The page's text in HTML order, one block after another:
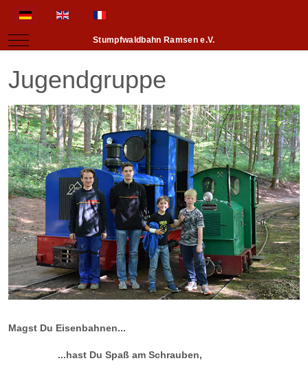
Sprache auswählen
Mobile Menu ToggleStumpfwaldbahn Ramsen e.V.
Jugendgruppe
Magst Du Eisenbahnen...
...hast Du Spaß am Schrauben,